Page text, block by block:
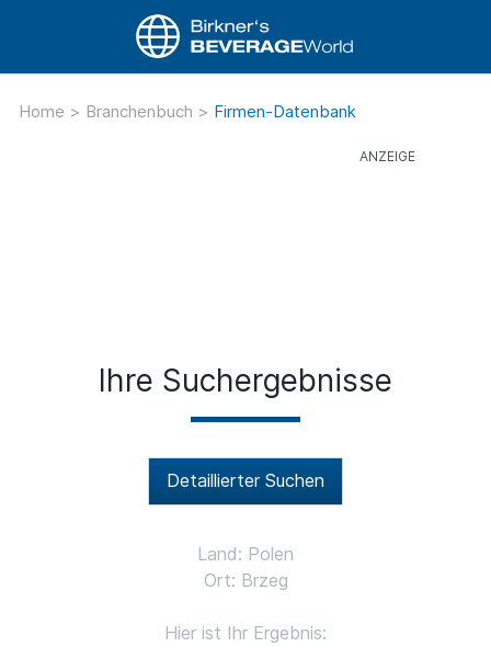
Home > Branchenbuch > Firmen-Datenbank
Ihre Suchergebnisse
Detaillierter Suchen
Land: Polen
Ort: Brzeg
Hier ist Ihr Ergebnis: